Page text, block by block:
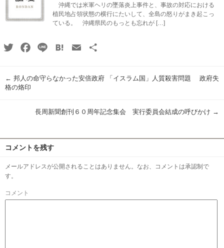
沖縄では米軍ヘリの墜落炎上事件と、事故の対応における
植民地占領状態の横行にたいして、全島の怒りがまき起こっ
ている。 沖縄県民のもっとも忘れが […]
TwitterFacebook
Line HatenaEmail
← 邦人の命守らなかった安倍政府 「イスラム国」人質殺害問題 政府失
格の烙印
長周新聞創刊６０周年記念集会 実行委員会結成の呼びかけ →
コメントを残す
メールアドレスが公開されることはありません。なお、コメントは承認制で
す。
コメント